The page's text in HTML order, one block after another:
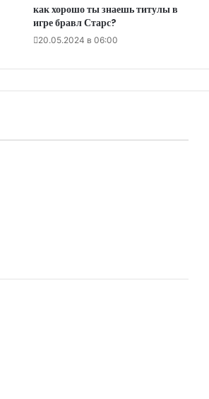
как хорошо ты знаешь титулы в
игре бравл Старс?
20.05.2024 в 06:00